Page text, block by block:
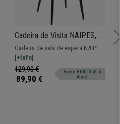
Cadeira de Visita NAIPES,
Estructura Metálica, Em
Tecido, Cor Laranja
Cadeira de sala de espera NAIPES,
um modelo moderno ideal para
deixar as suas visitas
confortáveis!
[+Info]
129,90 €
89,90 €
Envio GRÁTIS (3-5
dias)